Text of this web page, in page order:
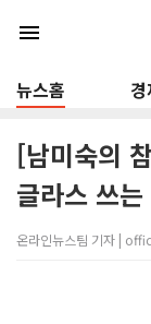
menu
뉴스홈 경
[남미숙의
글라스 쓰
온라인뉴스팀 기자 |